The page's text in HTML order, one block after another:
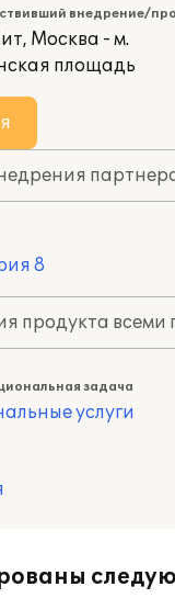
внедрение/
Москва - м.
площадь
8
продукта
задача
услуги